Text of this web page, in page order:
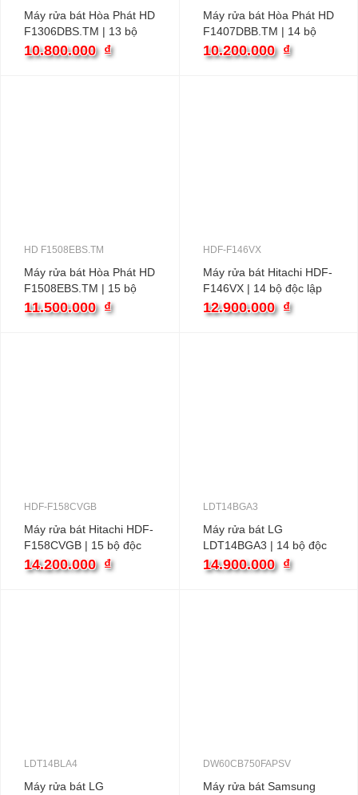
Máy rửa bát Hòa Phát HD
F1306DBS.TM | 13 bộ
độc lập
10.800.000 ₫
Máy rửa bát Hòa Phát HD
F1407DBB.TM | 14 bộ
độc lập
10.200.000 ₫
HD F1508EBS.TM
Máy rửa bát Hòa Phát HD
F1508EBS.TM | 15 bộ
độc lập
11.500.000 ₫
HDF-F146VX
Máy rửa bát Hitachi HDF-
F146VX | 14 bộ độc lập
12.900.000 ₫
HDF-F158CVGB
Máy rửa bát Hitachi HDF-
F158CVGB | 15 bộ độc
lập
14.200.000 ₫
LDT14BGA3
Máy rửa bát LG
LDT14BGA3 | 14 bộ độc
lập
14.900.000 ₫
LDT14BLA4
Máy rửa bát LG
DW60CB750FAPSV
Máy rửa bát Samsung